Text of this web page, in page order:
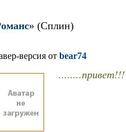
» (Сплин)
версия от bear74
........привет!!!